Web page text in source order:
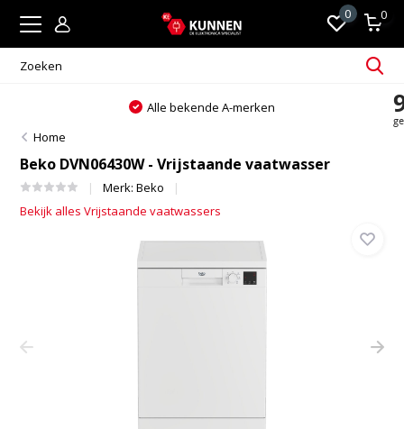
0 0
Alle bekende A-merken
Home
Beko DVN06430W - Vrijstaande vaatwasser
Merk:Beko
Bekijk alles Vrijstaande vaatwassers